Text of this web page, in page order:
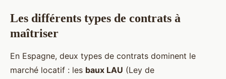
Les différents types de contrats à
maîtriser
En Espagne, deux types de contrats dominent le
marché locatif : les baux LAU (Ley de